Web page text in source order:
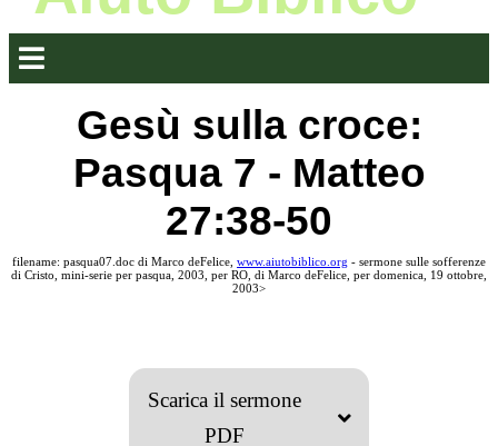
Gesù sulla croce:
Pasqua 7 - Matteo
27:38-50
filename: pasqua07.doc di Marco deFelice, www.aiutobiblico.org - sermone sulle sofferenze
di Cristo, mini-serie per pasqua, 2003, per RO, di Marco deFelice, per domenica, 19 ottobre,
2003>
Scarica il sermone
PDF